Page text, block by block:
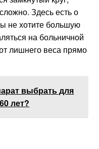
Здесь есть о
не хотите большую
на больничной
лишнего веса прямо
выбрать для
лет?